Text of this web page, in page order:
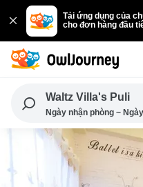
Tải ứng dụng của
cho đơn hàng đầu
Waltz Villa's Puli
Ngày nhận phòng ~